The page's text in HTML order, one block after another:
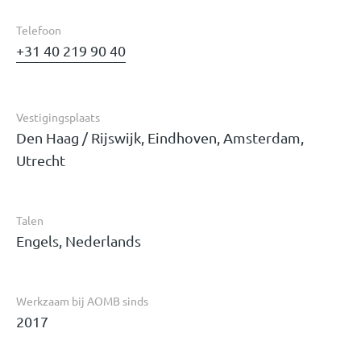
Telefoon
+31 40 219 90 40
Vestigingsplaats
Den Haag / Rijswijk, Eindhoven, Amsterdam,
Utrecht
Talen
Engels, Nederlands
Werkzaam bij AOMB sinds
2017